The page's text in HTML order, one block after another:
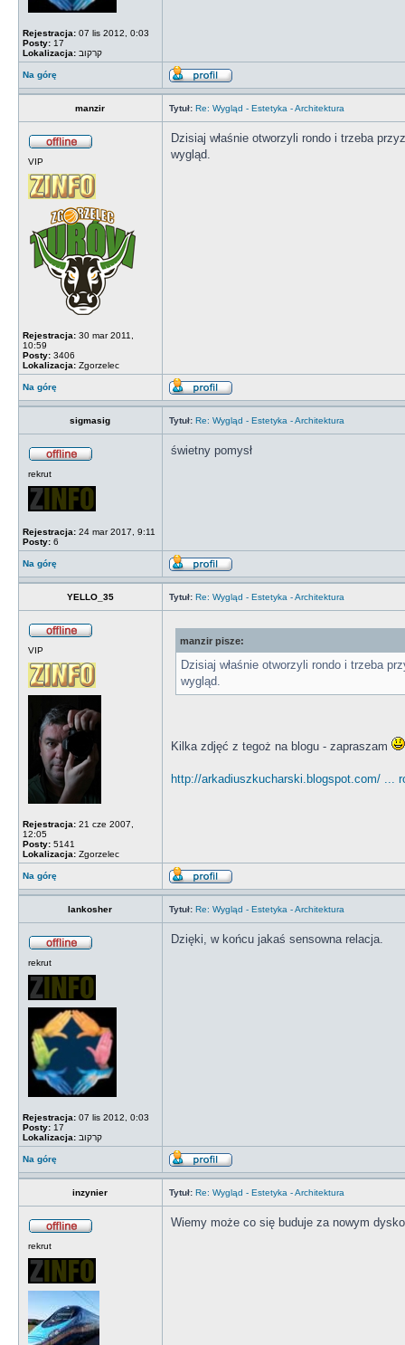
Rejestracja: 07 lis 2012, 0:03
Posty: 17
Lokalizacja: קרקוב
Na górę
manzir Tytuł: Re: Wygląd - Estetyka - Architektura
VIP
Rejestracja: 30 mar 2011,
10:59
Posty: 3406
Lokalizacja: Zgorzelec
Dzisiaj właśnie otworzyli rondo i trzeba
wygląd.
Na górę
sigmasig Tytuł: Re: Wygląd - Estetyka - Architektura
rekrut
Rejestracja: 24 mar 2017, 9:11
Posty: 6
świetny pomysł
Na górę
YELLO_35 Tytuł: Re: Wygląd - Estetyka - Architektura
VIP
Rejestracja: 21 cze 2007,
12:05
Posty: 5141
Lokalizacja: Zgorzelec
manzir pisze:
Dzisiaj właśnie otworzyli rondo i trzeba
wygląd.
Kilka zdjęć z tegoż na blogu - zapraszam
http://arkadiuszkucharski.blogspot.com/ ...
Na górę
lankosher Tytuł: Re: Wygląd - Estetyka - Architektura
rekrut
Rejestracja: 07 lis 2012, 0:03
Posty: 17
Lokalizacja: קרקוב
Dzięki, w końcu jakaś sensowna relacja.
Na górę
inzynier Tytuł: Re: Wygląd - Estetyka - Architektura
rekrut
Wiemy może co się buduje za nowym